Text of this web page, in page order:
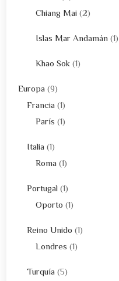
Chiang Mai (2)
Islas Mar Andamán (1)
Khao Sok(1)
Europa (9)
Francia (1)
París (1)
Italia (1)
Roma (1)
Portugal(1)
Oporto (1)
Reino Unido (1)
Londres (1)
Turquía (5)